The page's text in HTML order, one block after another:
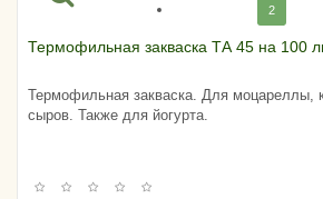
2
Термофильная закваска ТА 45 на 100
Термофильная закваска. Для моцареллы,
сыров. Также для йогурта.